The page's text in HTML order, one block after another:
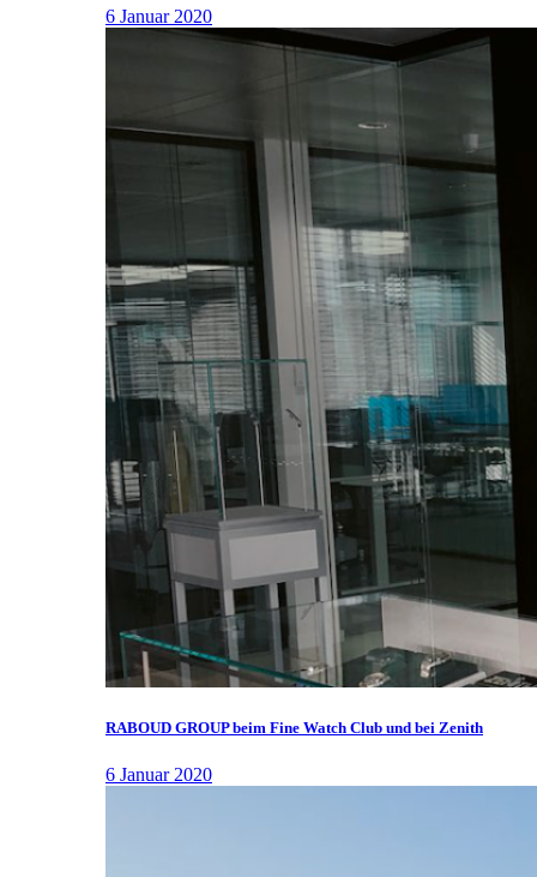
6 Januar 2020
RABOUD GROUP beim Fine Watch Club und bei Zenith
6 Januar 2020